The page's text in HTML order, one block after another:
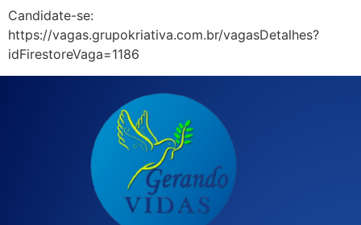
Candidate-se:
https://vagas.grupokriativa.com.br/vagasDetalhes?
idFirestoreVaga=1186